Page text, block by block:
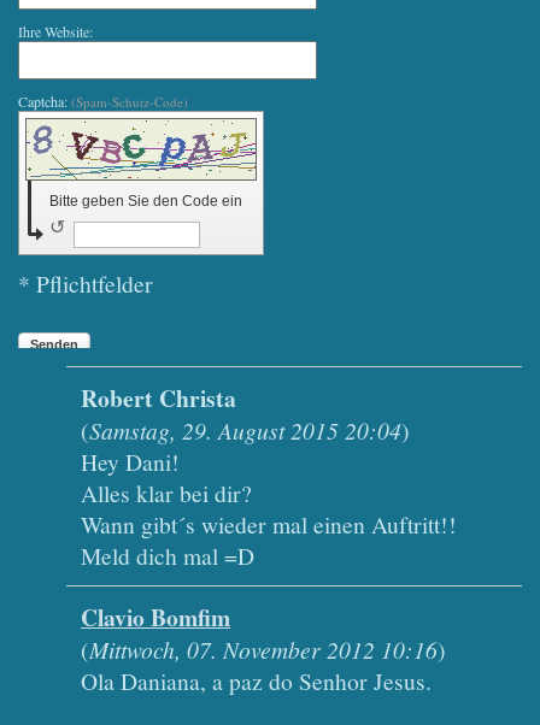
Ihre Website:
Captcha: (Spam-Schutz-Code)
Bitte geben Sie den Code ein
↺
* Pflichtfelder
Senden
Robert Christa
(Samstag, 29. August 2015 20:04)
Hey Dani!
Alles klar bei dir?
Wann gibt´s wieder mal einen Auftritt!!
Meld dich mal =D
Clavio Bomfim
(Mittwoch, 07. November 2012 10:16)
Ola Daniana, a paz do Senhor Jesus.